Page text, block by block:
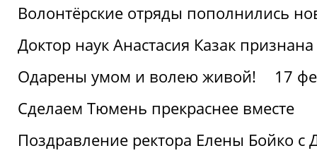
Волонтёрские отряды пополнились
Доктор наук Анастасия Казак
Одарены умом и волею живой!
17
Сделаем Тюмень прекраснее вместе
Поздравление ректора Елены Бойко с